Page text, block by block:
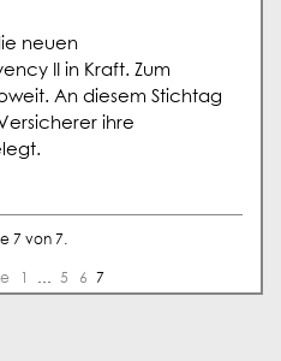
neuen
II in Kraft. Zum
An diesem Stichtag
ihre
7 von 7.
… 5 6 7